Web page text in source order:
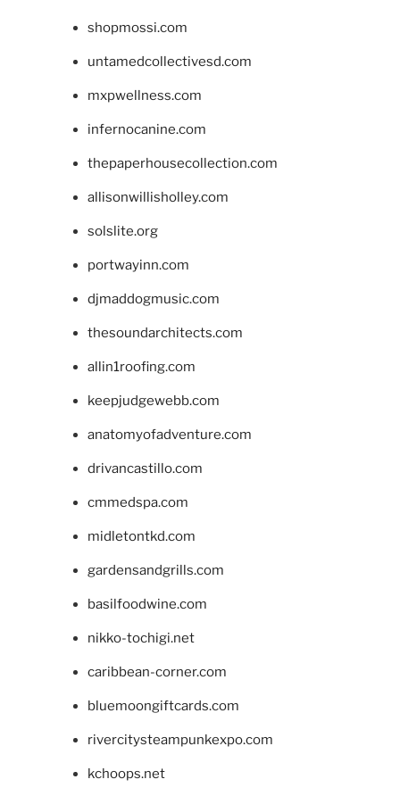
shopmossi.com
untamedcollectivesd.com
mxpwellness.com
infernocanine.com
thepaperhousecollection.com
allisonwillisholley.com
solslite.org
portwayinn.com
djmaddogmusic.com
thesoundarchitects.com
allin1roofing.com
keepjudgewebb.com
anatomyofadventure.com
drivancastillo.com
cmmedspa.com
midletontkd.com
gardensandgrills.com
basilfoodwine.com
nikko-tochigi.net
caribbean-corner.com
bluemoongiftcards.com
rivercitysteampunkexpo.com
kchoops.net